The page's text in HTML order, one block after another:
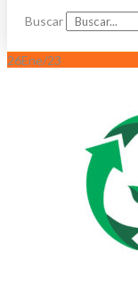
Buscar
26Ene/23